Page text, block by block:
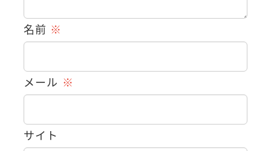
名前 ※
メール ※
サイト